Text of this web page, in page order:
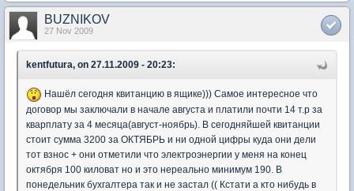
BUZNIKOV
27 Nov 2009
kentfutura, on 27.11.2009 - 20:23:
Нашёл сегодня квитанцию в ящике))) Самое интересное что
договор мы заключали в начале августа и платили почти 14 т.р за
кварплату за 4 месяца(август-ноябрь). В сегодняйшей квитанции
стоит сумма 3200 за ОКТЯБРЬ и ни одной цифры куда они дели
тот взнос + они отметили что электроэнергии у меня на конец
октября 100 киловат но и это нереально минимум 190. В
понедельник бухгалтера так и не застал (( Кстати а кто нибудь в